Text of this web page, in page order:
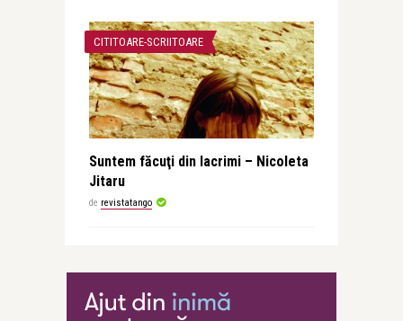
CITITOARE-SCRIITOARE
Suntem făcuţi din lacrimi – Nicoleta
Jitaru
de revistatango